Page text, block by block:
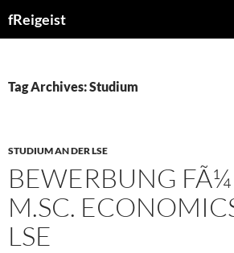
fReigeist
Tag Archives: Studium
STUDIUM AN DER LSE
BEWERBUNG
M.SC.
LSE